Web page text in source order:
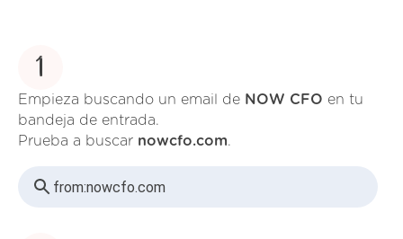
1
Empieza buscando un email de NOW CFO en tu
bandeja de entrada.
Prueba a buscar nowcfo.com.
from:nowcfo.com